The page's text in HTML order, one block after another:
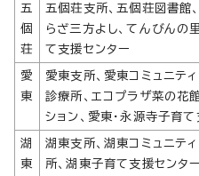
五
個
荘
五個荘支所、五個荘図書館
らざ三方よし、てんびんの
て支援センター
愛
東
愛東支所、愛東コミュニテ
診療所、エコプラザ菜の花
ション、愛東・永源寺子育
湖
東
湖東支所、湖東コミュニテ
所、湖東子育て支援センター